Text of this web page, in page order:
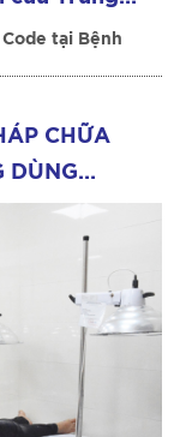
CHỮA
DÙNG